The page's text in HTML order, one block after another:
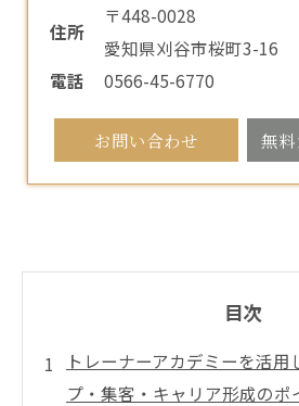
住所
〒448-0028
愛知県刈谷市桜町3-16
電話
0566-45-6770
お問い合わせ 無
目次
トレーナーアカデミーを活用
プ・集客・キャリア形成のポ